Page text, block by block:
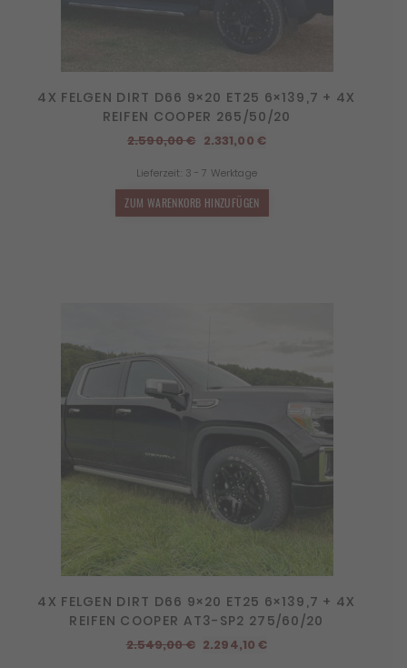
4X FELGEN DIRT D66 9×20 ET25 6×139,7 + 4X
REIFEN COOPER 265/50/20
2.590,00€ Ursprünglicher
war:
2.590,00 €
2.331,00 €Aktueller
Lieferzeit: 3 - 7 Werktage
ZUM WARENKORB HINZUFÜGEN
4X FELGEN DIRT D66 9×20 ET25 6×139,7 + 4X
REIFEN COOPER AT3-SP2 275/60/20
2.549,00€ Ursprünglicher
2.294,10€Aktueller